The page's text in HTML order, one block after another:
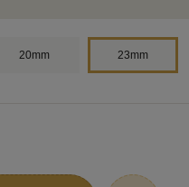
20mm 23mm